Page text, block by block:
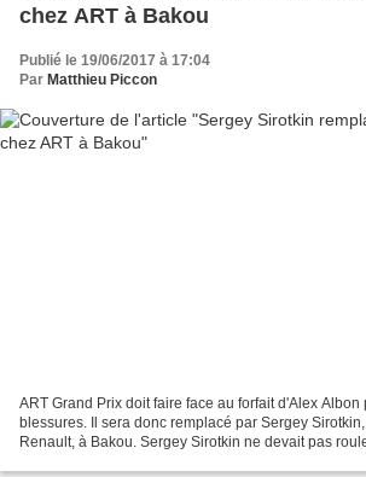
chez ART à Bakou
Publié le 19/06/2017 à 17:04
Par Matthieu Piccon
ART Grand Prix doit faire face au forfait d'Alex Albon
blessures. Il sera donc remplacé par Sergey
Renault, à Bakou. Sergey Sirotkin ne devait pas